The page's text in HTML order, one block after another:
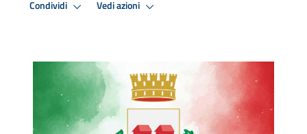
Condividi Vedi azioni